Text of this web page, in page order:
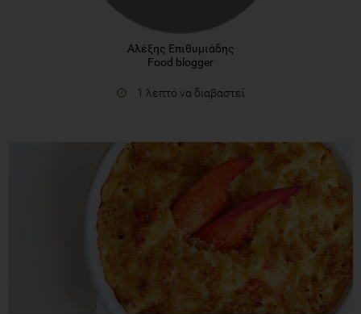
Αλέξης Επιθυμιάδης
Food blogger
1 λεπτό να διαβαστεί